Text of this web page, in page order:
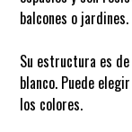
balcones o jardines.
Su estructura es
blanco. Puede
los colores.